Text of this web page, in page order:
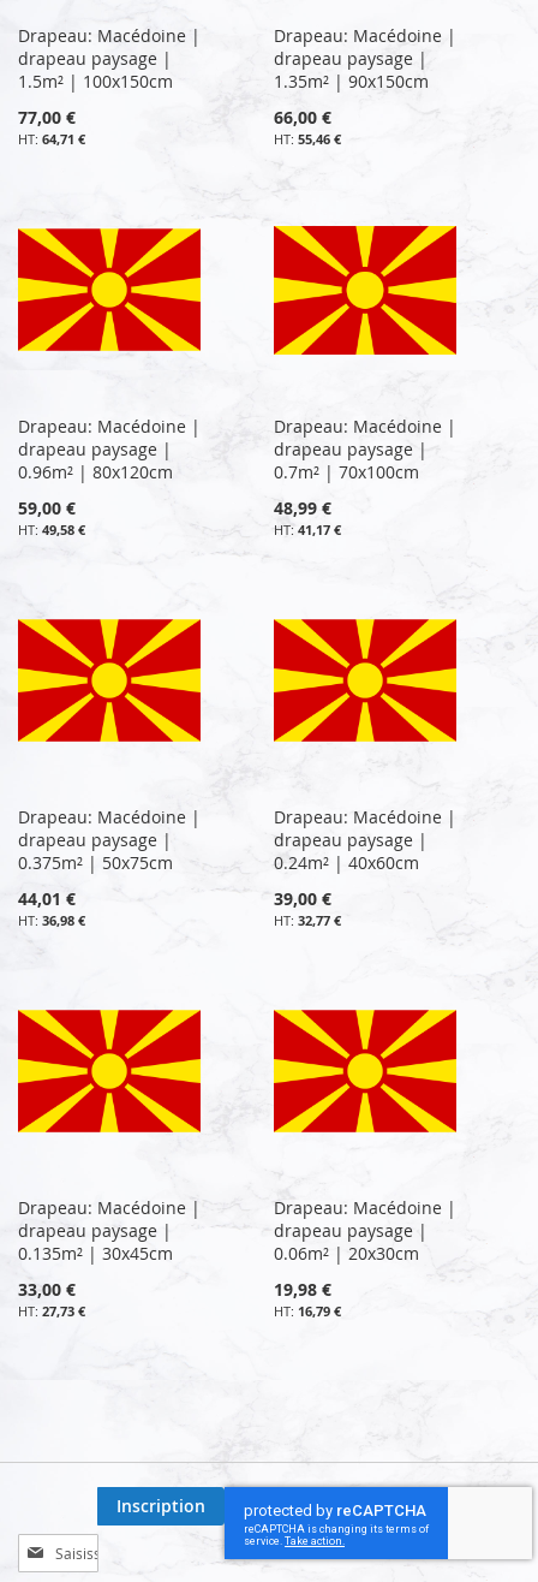
Drapeau: Macédoine |
drapeau paysage |
1.5m² | 100x150cm
77,00 €
64,71 €
Drapeau: Macédoine |
drapeau paysage |
1.35m² | 90x150cm
66,00 €
55,46 €
Drapeau: Macédoine |
drapeau paysage |
0.96m² | 80x120cm
59,00 €
49,58 €
Drapeau: Macédoine |
drapeau paysage |
0.7m² | 70x100cm
48,99 €
41,17 €
Drapeau: Macédoine |
drapeau paysage |
0.375m² | 50x75cm
44,01 €
36,98 €
Drapeau: Macédoine |
drapeau paysage |
0.24m² | 40x60cm
39,00 €
32,77 €
Drapeau: Macédoine |
drapeau paysage |
0.135m² | 30x45cm
33,00 €
27,73 €
Drapeau: Macédoine |
drapeau paysage |
0.06m² | 20x30cm
19,98 €
16,79 €
Inscription
à
Inscription